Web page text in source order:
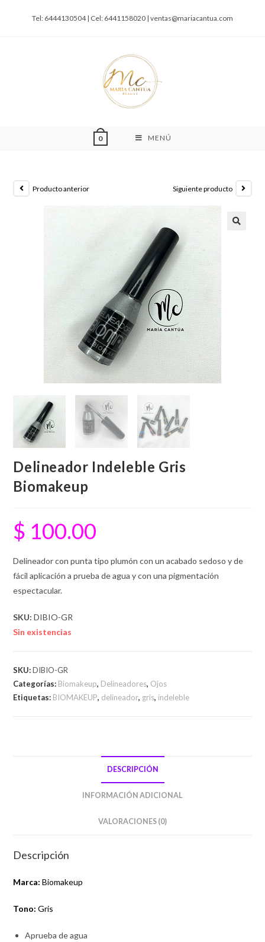
Tel: 6444130504 | Cel: 6441158020 | ventas@mariacantua.com
0 MENÚ
Producto anterior Siguiente producto
Delineador Indeleble Gris
Biomakeup
$ 100.00
Delineador con punta tipo plumón con un acabado sedoso y de
fácil aplicación a prueba de agua y con una pigmentación
espectacular.
SKU: DIBIO-GR
Sin existencias
SKU:DIBIO-GR
Categorías: Biomakeup, Delineadores, Ojos
Etiquetas: BIOMAKEUP, delineador, gris, indeleble
DESCRIPCIÓN
INFORMACIÓN ADICIONAL
VALORACIONES (0)
Descripción
Marca: Biomakeup
Tono:Gris
Aprueba de agua